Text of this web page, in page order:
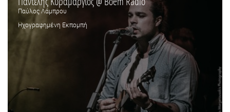
Παύλος Λάμπρου
Ηχογραφημένη Εκπομπή